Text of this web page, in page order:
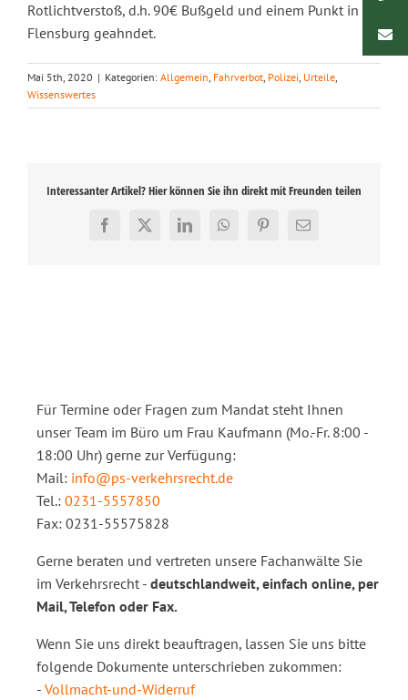
Rotlichtverstoß, d.h. 90€ Bußgeld und einem Punkt in
Flensburg geahndet.
Mai 5th, 2020 | Kategorien: Allgemein Fahrverbot Polizei Urteile
Wissenswertes
Interessanter Artikel? Hier können Sie ihn direkt mit Freunden teilen
Facebook
X LinkedInWhatsAppPinterest
E-
Für Termine oder Fragen zum Mandat steht Ihnen
unser Team im Büro um Frau Kaufmann (Mo.-Fr. 8:00 -
18:00 Uhr) gerne zur Verfügung:
Mail: info@ps-verkehrsrecht.de
Tel.: 0231-5557850
Fax: 0231-55575828
Gerne beraten und vertreten unsere Fachanwälte Sie
im Verkehrsrecht - deutschlandweit, einfach online, per
Mail, Telefon oder Fax.
Wenn Sie uns direkt beauftragen, lassen Sie uns bitte
folgende Dokumente unterschrieben zukommen:
- Vollmacht-und-Widerruf